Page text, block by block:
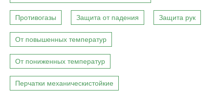
Противогазы Защита от падения Защита рук
От повышенных температур
От пониженных температур
Перчатки механическистойкие